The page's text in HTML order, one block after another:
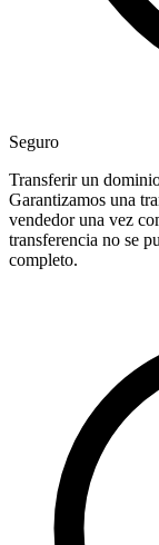
Seguro
Transferir un
Garantizamos una
vendedor una vez
transferencia no se
completo.